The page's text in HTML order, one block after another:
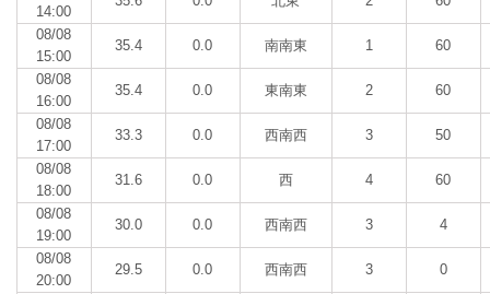
14:00
08/08
15:00
35.4 0.0 南南東 1 60
08/08
16:00
35.4 0.0 東南東 2 60
08/08
17:00
33.3 0.0 西南西 3 50
08/08
18:00
31.6 0.0 西 4 60
08/08
19:00
30.0 0.0 西南西 3 4
08/08
20:00
29.5 0.0 西南西 3 0